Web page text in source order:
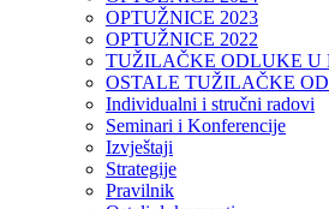
OPTUŽNICE 2023
OPTUŽNICE 2022
TUŽILAČKE ODLUKE U
OSTALE TUŽILAČKE
Individualni i stručni radovi
Seminari i Konferencije
Izvještaji
Strategije
Pravilnik